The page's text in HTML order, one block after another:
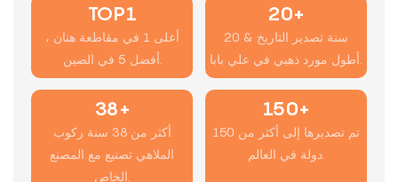
TOP1
أعلى 1 في مقاطعة هنان ،
20+
20 سنة تصدير التاريخ &
38+
أكثر من 38 سنة ركوب
الملاهي تصنيع مع المصنع
150+
تم تصديرها إلى أكثر من 150
دولة في العالم.